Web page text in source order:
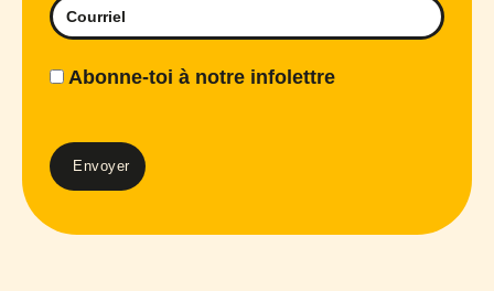
Abonne-toi à notre infolettre